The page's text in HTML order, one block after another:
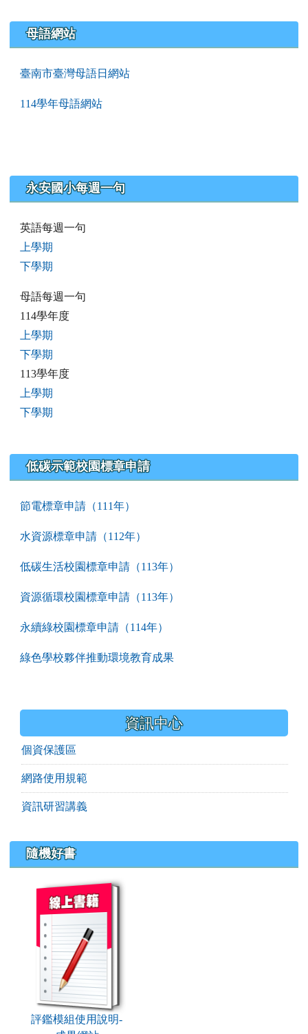
母語網站
臺南市臺灣母語日網站
114學年母語網站
永安國小每週一句
英語每週一句
上學期
下學期
母語每週一句
114學年度
上學期
下學期
113學年度
上學期
下學期
低碳示範校園標章申請
節電標章申請（111年）
水資源標章申請（112年）
低碳生活校園標章申請（113年）
資源循環校園標章申請（113年）
永續綠校園標章申請（114年）
綠色學校夥伴推動環境教育成果
資訊中心
個資保護區
網路使用規範
資訊研習講義
隨機好書
book:評鑑模組使用說明-成果網站
評鑑模組使用說明-